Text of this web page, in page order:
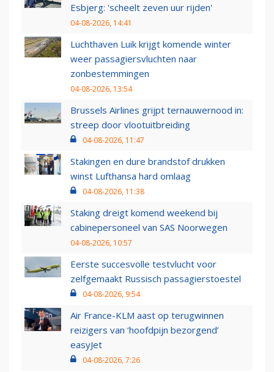
Esbjerg: 'scheelt zeven uur rijden'
04-08-2026, 14:41
Luchthaven Luik krijgt komende winter
weer passagiersvluchten naar
zonbestemmingen
04-08-2026, 13:54
Brussels Airlines grijpt ternauwernood in:
streep door vlootuitbreiding
04-08-2026, 11:47
Stakingen en dure brandstof drukken
winst Lufthansa hard omlaag
04-08-2026, 11:38
Staking dreigt komend weekend bij
cabinepersoneel van SAS Noorwegen
04-08-2026, 10:57
Eerste succesvolle testvlucht voor
zelfgemaakt Russisch passagierstoestel
04-08-2026, 9:54
Air France-KLM aast op terugwinnen
reizigers van ‘hoofdpijn bezorgend’
easyJet
04-08-2026, 7:26